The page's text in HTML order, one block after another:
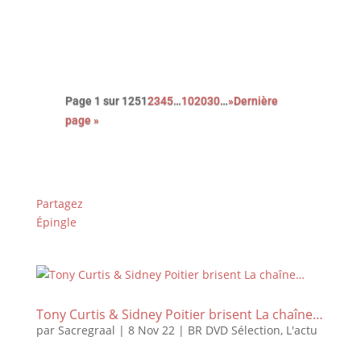
Page 1 sur 12512345…102030…»Dernière
page »
Partagez
Épingle
Tony Curtis & Sidney Poitier brisent La chaîne…
par Sacregraal | 8 Nov 22| BR DVD Sélection, L'actu